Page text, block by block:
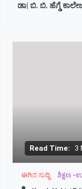
ಡಾ| ಬಿ.
Read Time: 3
ಈಗಿನ ಸುದ್ದಿ ಶಿಕ್ಷಣ -